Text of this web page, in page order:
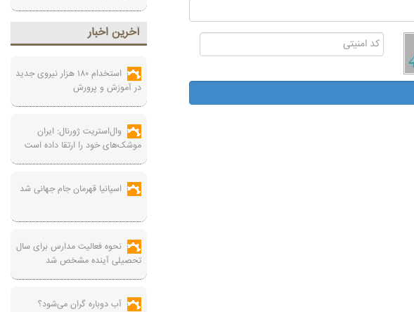
آخرين اخبار
استخدام ۱۸۰ هزار نیروی جدید
در آموزش‌ و پرورش
وال‌استریت ژورنال: ایران
موشک‌های خود را ارتقا داده است
اسپانیا قهرمان جام جهانی شد
نحوه فعالیت مدارس برای سال
تحصیلی آینده مشخص شد
آب دوباره گران می‌شود؟